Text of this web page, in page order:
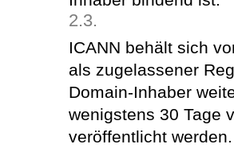
2.3.
ICANN behält sich
als zugelassener
Domain-Inhaber
wenigstens 30 Tage
veröffentlicht werden.